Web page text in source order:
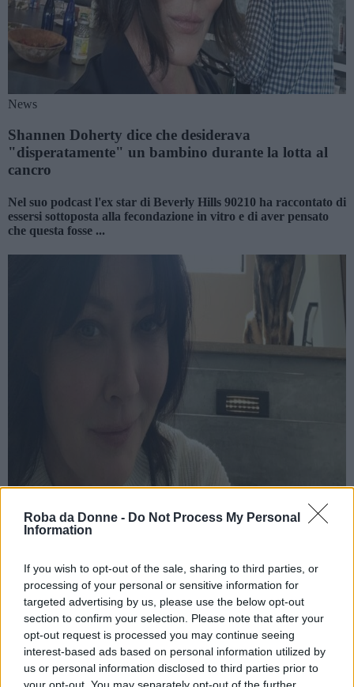
Roba da Donne - Do Not Process My Personal
Information
If you wish to opt-out of the sale, sharing to third parties, or
processing of your personal or sensitive information for
targeted advertising by us, please use the below opt-out
section to confirm your selection. Please note that after your
opt-out request is processed you may continue seeing
interest-based ads based on personal information utilized by
us or personal information disclosed to third parties prior to
your opt-out. You may separately opt-out of the further
News
Shannen Doherty dice che desiderava
"disperatamente" un bambino durante la lotta al
cancro
Nel suo podcast l'ex star di Beverly Hills 90210 ha raccontato di
essersi sottoposta alla fecondazione in vitro e di aver pensato
che questa fosse ...
News
scoperto il giorno dell’intervento"
La star di Streghe ha raccontato un episodio doloroso della sua
vita nel suo nuovo podcast Let’s Be Clear: “Ero nel bel mezzo
di un divorzio pu...